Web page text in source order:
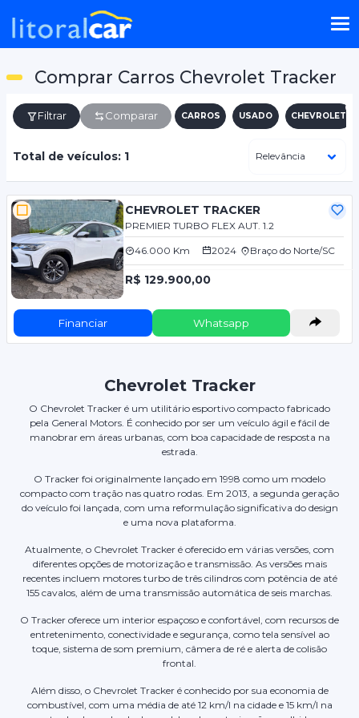
Comprar Carros Chevrolet Tracker
Filtrar Comparar CARROS USADO CHEVROLET
Total de veículos: 1
CHEVROLET TRACKER
PREMIER TURBO FLEX AUT. 1.2
46.000 Km 2024 Braço do Norte/SC
R$ 129.900,00
Financiar Whatsapp
Chevrolet Tracker
O Chevrolet Tracker é um utilitário esportivo compacto fabricado
pela General Motors. É conhecido por ser um veículo ágil e fácil de
manobrar em áreas urbanas, com boa capacidade de resposta na
estrada.
O Tracker foi originalmente lançado em 1998 como um modelo
compacto com tração nas quatro rodas. Em 2013, a segunda geração
do veículo foi lançada, com uma reformulação significativa do design
e uma nova plataforma.
Atualmente, o Chevrolet Tracker é oferecido em várias versões, com
diferentes opções de motorização e transmissão. As versões mais
recentes incluem motores turbo de três cilindros com potência de até
155 cavalos, além de uma transmissão automática de seis marchas.
O Tracker oferece um interior espaçoso e confortável, com recursos de
entretenimento, conectividade e segurança, como tela sensível ao
toque, sistema de som premium, câmera de ré e alerta de colisão
frontal.
Além disso, o Chevrolet Tracker é conhecido por sua economia de
combustível, com uma média de até 12 km/l na cidade e 15 km/l na